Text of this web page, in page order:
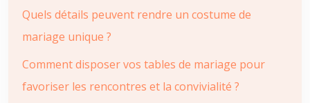
Quels détails peuvent rendre un costume de
mariage unique ?
Comment disposer vos tables de mariage pour
favoriser les rencontres et la convivialité ?